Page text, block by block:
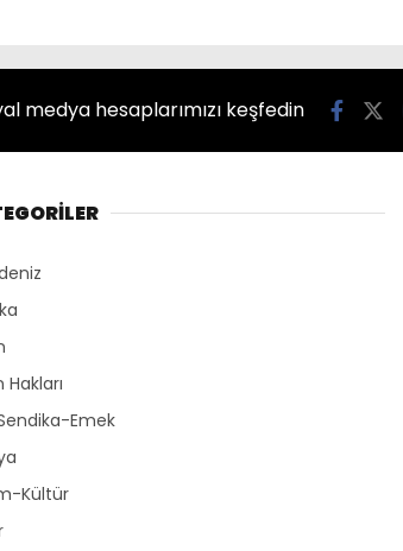
medya hesaplarımızı keşfedin
Hakları
Emek
Kültür